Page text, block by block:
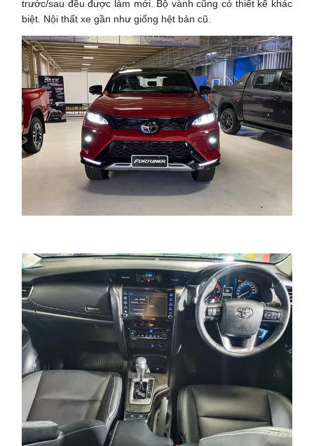
trước/sau đều được làm mới. Bộ vành cũng có thiết kế khác
biệt. Nội thất xe gần như giống hệt bản cũ.